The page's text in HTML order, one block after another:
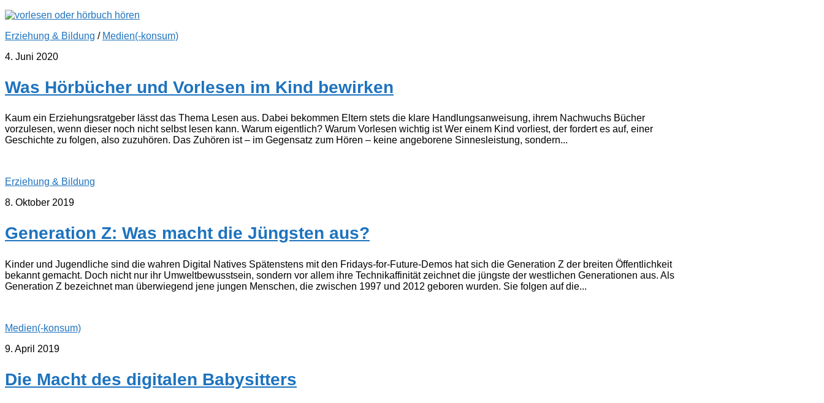
Erziehung & Bildung / Medien(-konsum)
4. Juni 2020
Was Hörbücher und Vorlesen im Kind bewirken
Kaum ein Erziehungsratgeber lässt das Thema Lesen aus. Dabei bekommen Eltern stets die klare Handlungsanweisung, ihrem Nachwuchs Bücher
vorzulesen, wenn dieser noch nicht selbst lesen kann. Warum eigentlich? Warum Vorlesen wichtig ist Wer einem Kind vorliest, der fordert es auf, einer
Geschichte zu folgen, also zuzuhören. Das Zuhören ist – im Gegensatz zum Hören – keine angeborene Sinnesleistung, sondern...
Erziehung & Bildung
8. Oktober 2019
Generation Z: Was macht die Jüngsten aus?
Kinder und Jugendliche sind die wahren Digital Natives Spätenstens mit den Fridays-for-Future-Demos hat sich die Generation Z der breiten Öffentlichkeit
bekannt gemacht. Doch nicht nur ihr Umweltbewusstsein, sondern vor allem ihre Technikaffinität zeichnet die jüngste der westlichen Generationen aus. Als
Generation Z bezeichnet man überwiegend jene jungen Menschen, die zwischen 1997 und 2012 geboren wurden. Sie folgen auf die...
Medien(-konsum)
9. April 2019
Die Macht des digitalen Babysitters